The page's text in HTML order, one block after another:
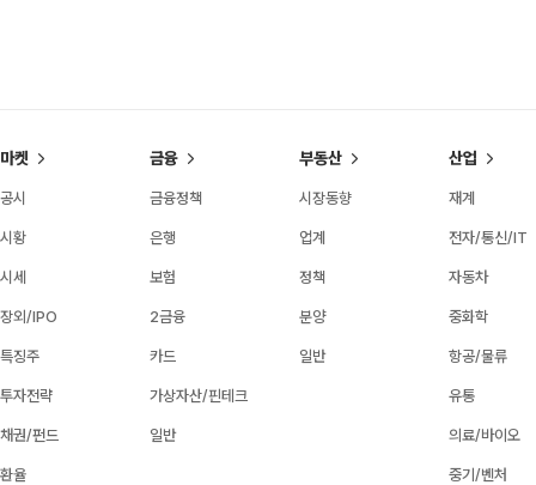
마켓
공시
시황
시세
장외/IPO
특징주
투자전략
채권/펀드
환율
금융
금융정책
은행
보험
2금융
카드
가상자산/핀테크
일반
부동산
시장동향
업계
정책
분양
일반
산업
재계
전자/통신/IT
자동차
중화학
항공/물류
유통
의료/바이오
중기/벤처